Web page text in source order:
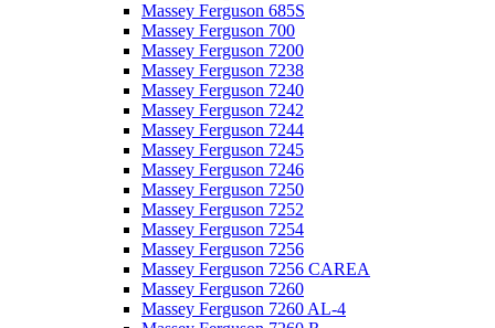
Massey Ferguson 685S
Massey Ferguson 700
Massey Ferguson 7200
Massey Ferguson 7238
Massey Ferguson 7240
Massey Ferguson 7242
Massey Ferguson 7244
Massey Ferguson 7245
Massey Ferguson 7246
Massey Ferguson 7250
Massey Ferguson 7252
Massey Ferguson 7254
Massey Ferguson 7256
Massey Ferguson 7256 CAREA
Massey Ferguson 7260
Massey Ferguson 7260 AL-4